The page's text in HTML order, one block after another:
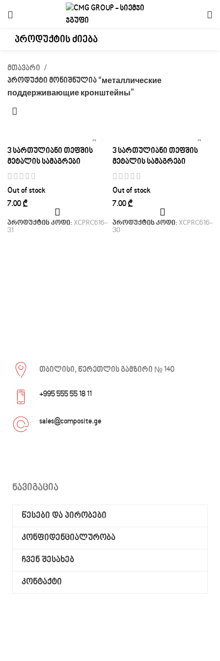
მთავარი
პროდუქტი მონიშნულია “металлические
поддерживающие кронштейны”
3 სართულიანი თეფშის
მეტალის სამაგრები
Out of stock
₾
პროდუქტის კოდი: XCPRC616-
31
3 სართულიანი თეფშის
მეტალის სამაგრები
Out of stock
₾
პროდუქტის კოდი: XCPRC616-
30
თბილისი, წერეთლის გამზირი № 140
+995 555 55 18 11
sales@composite.ge
ნავიგაცია
წესები და პირობები
კონფიდენციალურობა
ჩვენ შესახებ
კონტაქტი